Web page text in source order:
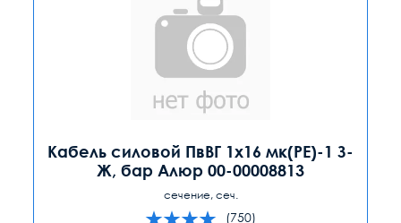
Кабель силовой ПвВГ 1х16 мк(PE)-1 З-
Ж, бар Алюр 00-00008813
сечение, сеч.
(750)